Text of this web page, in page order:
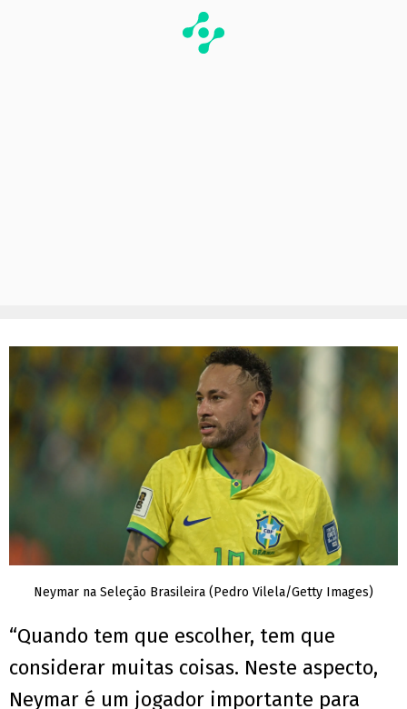
Neymar na Seleção Brasileira (Pedro Vilela/Getty Images)
“Quando tem que escolher, tem que
considerar muitas coisas. Neste aspecto,
Neymar é um jogador importante para